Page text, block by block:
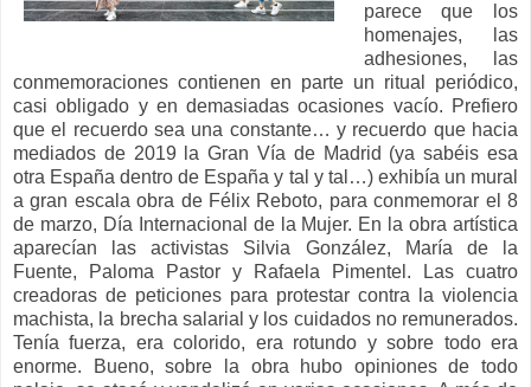
parece que los
homenajes, las
adhesiones, las
conmemoraciones contienen en parte un ritual periódico,
casi obligado y en demasiadas ocasiones vacío. Prefiero
que el recuerdo sea una constante… y recuerdo que hacia
mediados de 2019 la Gran Vía de Madrid (ya sabéis esa
otra España dentro de España y tal y tal…) exhibía un mural
a gran escala obra de Félix Reboto, para conmemorar el 8
de marzo, Día Internacional de la Mujer. En la obra artística
aparecían las activistas Silvia González, María de la
Fuente, Paloma Pastor y Rafaela Pimentel. Las cuatro
creadoras de peticiones para protestar contra la violencia
machista, la brecha salarial y los cuidados no remunerados.
Tenía fuerza, era colorido, era rotundo y sobre todo era
enorme. Bueno, sobre la obra hubo opiniones de todo